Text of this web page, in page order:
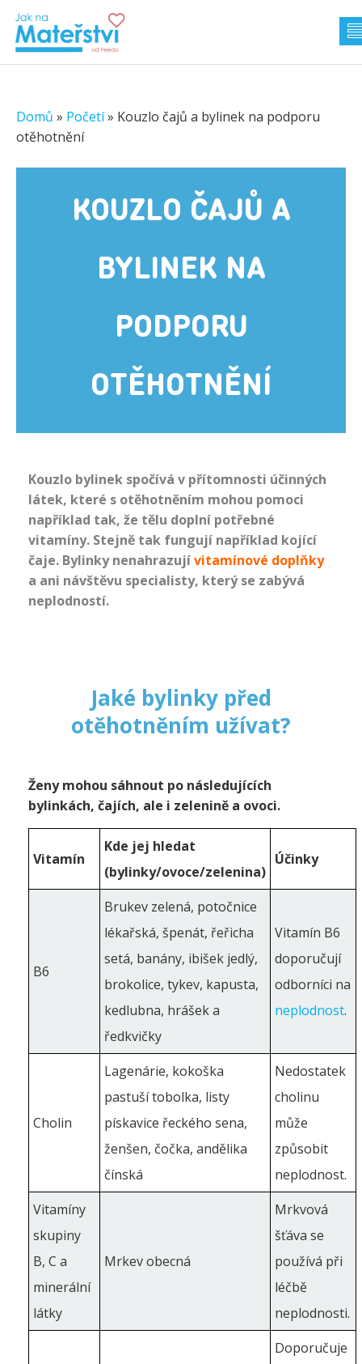
Domů » Početí» Kouzlo čajů a bylinek na podporu
otěhotnění
KOUZLO ČAJŮ A
BYLINEK NA
PODPORU
OTĚHOTNĚNÍ
Kouzlo bylinek spočívá v přítomnosti účinných
látek, které s otěhotněním mohou pomoci
například tak, že tělu doplní potřebné
vitamíny. Stejně tak fungují například kojící
čaje. Bylinky nenahrazujívitamínové doplňky
a ani návštěvu specialisty, který se zabývá
neplodností.
Jaké bylinky před
otěhotněním užívat?
Ženy mohou sáhnout po následujících
bylinkách, čajích, ale i zelenině a ovoci.
Vitamín
Kde jej hledat
(bylinky/ovoce/zelenina)
Účinky
B6
Brukev zelená, potočnice
lékařská, špenát, řeřicha
setá, banány, ibišek jedlý,
brokolice, tykev, kapusta,
kedlubna, hrášek a
ředkvičky
Vitamín B6
doporučují
odborníci na
neplodnost.
Cholin
Lagenárie, kokoška
pastuší tobolka, listy
pískavice řeckého sena,
ženšen, čočka, andělika
čínská
Nedostatek
cholinu
může
způsobit
neplodnost.
Vitamíny
skupiny
B, C a
minerální
látky
Mrkev obecná
Mrkvová
šťáva se
používá při
léčbě
neplodnosti.
Doporučuje